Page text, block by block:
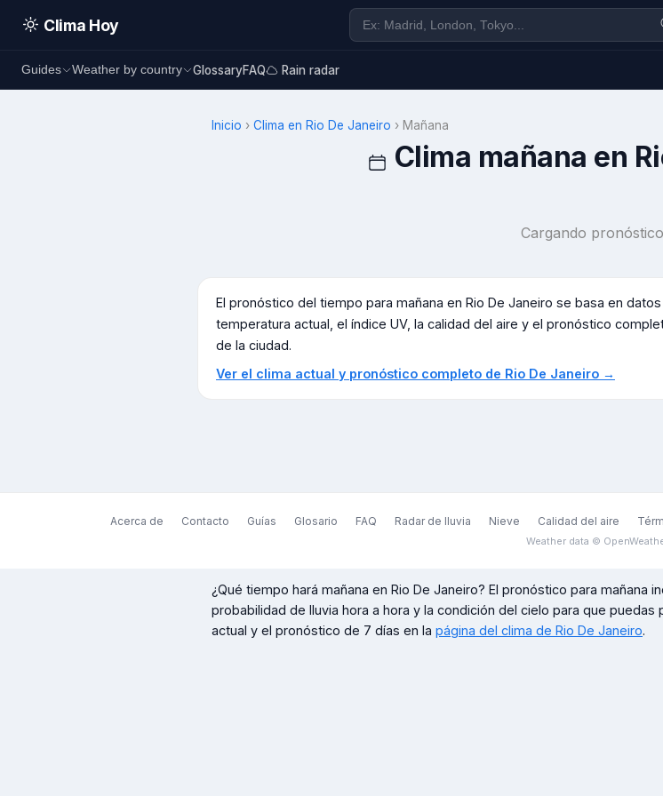
Clima Hoy
Guides Weather by country GlossaryFAQ Rain radar
Inicio › Clima en Rio De Janeiro › Mañana
Clima mañana en
Cargando
El pronóstico del tiempo para mañana en Rio De Janeiro se basa en datos
temperatura actual, el índice UV, la calidad del aire y el pronóstico
de la ciudad.
Ver el clima actual y pronóstico completo de Rio De Janeiro →
Acerca de Contacto Guías Glosario FAQ Radar de lluvia Nieve Calidad del aire
Weather data ©
¿Qué tiempo hará mañana en Rio De Janeiro? El pronóstico para mañana
probabilidad de lluvia hora a hora y la condición del cielo para que puedas
actual y el pronóstico de 7 días en la página del clima de Rio De Janeiro.